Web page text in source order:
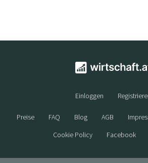
Einloggen
Preise FAQ Blog AGB
Cookie Policy
Facebook